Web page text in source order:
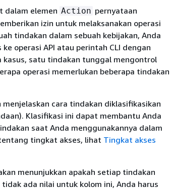
dalam elemen Action pernyataan
izin untuk melaksanakan operasi
tindakan dalam sebuah kebijakan, Anda
operasi API atau perintah CLI dengan
kasus, satu tindakan tunggal mengontrol
operasi memerlukan beberapa tindakan
cara tindakan diklasifikasikan
Klasifikasi ini dapat membantu Anda
saat Anda menggunakannya dalam
tingkat akses, lihat Tingkat akses
menunjukkan apakah setiap tindakan
ada nilai untuk kolom ini, Anda harus